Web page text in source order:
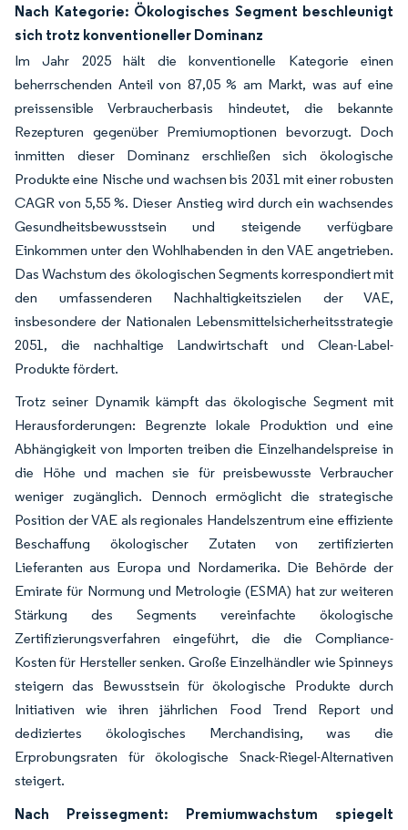
Nach Kategorie: Ökologisches Segment beschleunigt
sich trotz konventioneller Dominanz
Im Jahr 2025 hält die konventionelle Kategorie einen
beherrschenden Anteil von 87,05 % am Markt, was auf eine
preissensible Verbraucherbasis hindeutet, die bekannte
Rezepturen gegenüber Premiumoptionen bevorzugt. Doch
inmitten dieser Dominanz erschließen sich ökologische
Produkte eine Nische und wachsen bis 2031 mit einer robusten
CAGR von 5,55 %. Dieser Anstieg wird durch ein wachsendes
Gesundheitsbewusstsein und steigende verfügbare
Einkommen unter den Wohlhabenden in den VAE angetrieben.
Das Wachstum des ökologischen Segments korrespondiert mit
den umfassenderen Nachhaltigkeitszielen der VAE,
insbesondere der Nationalen Lebensmittelsicherheitsstrategie
2051, die nachhaltige Landwirtschaft und Clean-Label-
Produkte fördert.
Trotz seiner Dynamik kämpft das ökologische Segment mit
Herausforderungen: Begrenzte lokale Produktion und eine
Abhängigkeit von Importen treiben die Einzelhandelspreise in
die Höhe und machen sie für preisbewusste Verbraucher
weniger zugänglich. Dennoch ermöglicht die strategische
Position der VAE als regionales Handelszentrum eine effiziente
Beschaffung ökologischer Zutaten von zertifizierten
Lieferanten aus Europa und Nordamerika. Die Behörde der
Emirate für Normung und Metrologie (ESMA) hat zur weiteren
Stärkung des Segments vereinfachte ökologische
Zertifizierungsverfahren eingeführt, die die Compliance-
Kosten für Hersteller senken. Große Einzelhändler wie Spinneys
steigern das Bewusstsein für ökologische Produkte durch
Initiativen wie ihren jährlichen Food Trend Report und
dediziertes ökologisches Merchandising, was die
Erprobungsraten für ökologische Snack-Riegel-Alternativen
steigert.
Nach Preissegment: Premiumwachstum spiegelt